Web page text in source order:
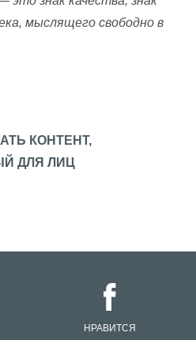
мыслящего свободно в
КОНТЕНТ,
ДЛЯ ЛИЦ
НРАВИТСЯ